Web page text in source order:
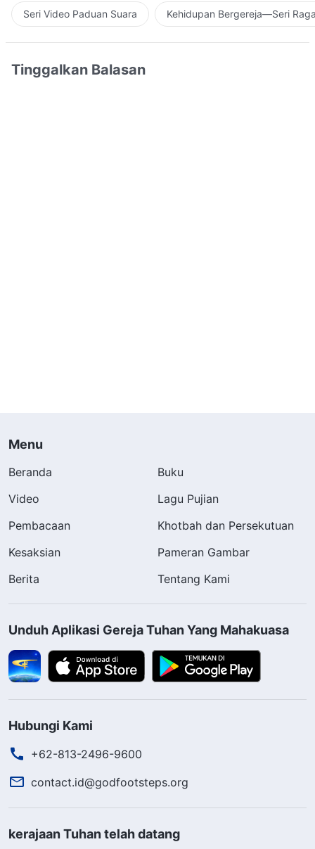
Seri Video Paduan Suara Kehidupan Bergereja—Seri
Tinggalkan Balasan
Menu
Beranda
Buku
Video
Lagu Pujian
Pembacaan
Khotbah dan Persekutuan
Kesaksian
Pameran Gambar
Berita
Tentang Kami
Unduh Aplikasi Gereja Tuhan Yang Mahakuasa
Hubungi Kami
+62-813-2496-9600
contact.id@godfootsteps.org
kerajaan Tuhan telah datang